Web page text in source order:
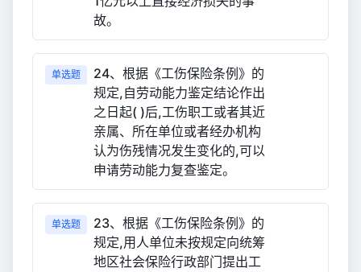
故。
单选题
24、根据《工伤保险条例》的
规定,自劳动能力鉴定结论作出
之日起( )后,工伤职工或者其近
亲属、所在单位或者经办机构
认为伤残情况发生变化的,可以
申请劳动能力复查鉴定。
单选题
23、根据《工伤保险条例》的
规定,用人单位未按规定向统筹
地区社会保险行政部门提出工